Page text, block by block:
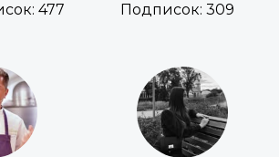
477
Подписок: 309